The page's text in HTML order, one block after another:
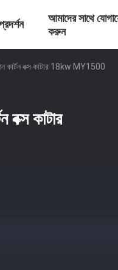
আমাদের সাথে
করুন
কার্টন বক্স কাটার 18kw MY1500
বক্স কাটার